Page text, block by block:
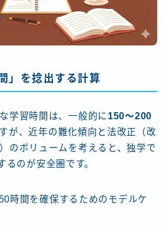
」を捻出する計算
学習時間は、一般的に 150〜200
が、近年の難化傾向と法改正（改
のボリュームを考えると、独学で
るのが安全圏です。
時間を確保するためのモデルケ